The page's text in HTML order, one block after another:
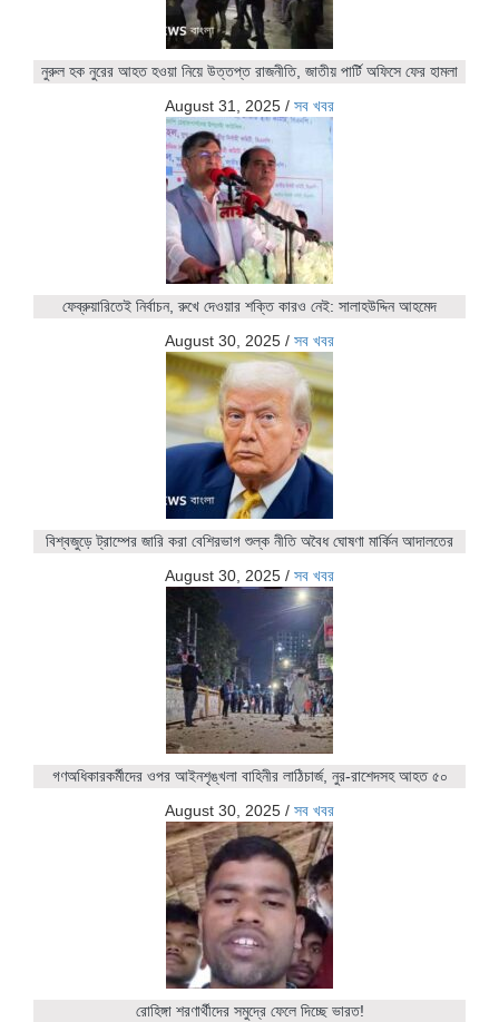
নুরুল হক নুরের আহত হওয়া নিয়ে উত্তপ্ত রাজনীতি, জাতীয় পার্টি অফিসে ফের হামলা
August 31, 2025 / সব খবর
ফেব্রুয়ারিতেই নির্বাচন, রুখে দেওয়ার শক্তি কারও নেই: সালাহউদ্দিন আহমেদ
August 30, 2025 / সব খবর
বিশ্বজুড়ে ট্রাম্পের জারি করা বেশিরভাগ শুল্ক নীতি অবৈধ ঘোষণা মার্কিন আদালতের
August 30, 2025 / সব খবর
গণঅধিকারকর্মীদের ওপর আইনশৃঙ্খলা বাহিনীর লাঠিচার্জ, নুর-রাশেদসহ আহত ৫০
August 30, 2025 / সব খবর
রোহিঙ্গা শরণার্থীদের সমুদ্রে ফেলে দিচ্ছে ভারত!